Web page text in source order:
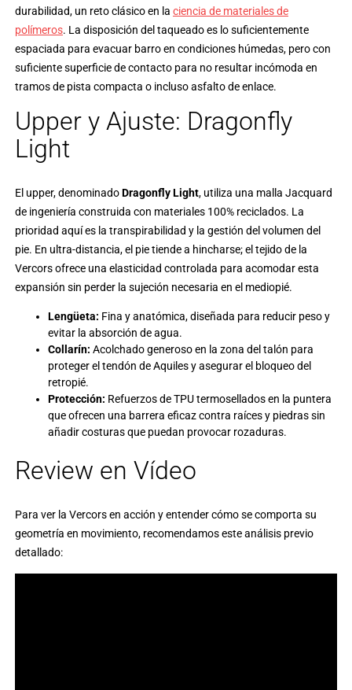
durabilidad, un reto clásico en la ciencia de materiales de
polímeros. La disposición del taqueado es lo suficientemente
espaciada para evacuar barro en condiciones húmedas, pero con
suficiente superficie de contacto para no resultar incómoda en
tramos de pista compacta o incluso asfalto de enlace.
Upper y Ajuste: Dragonfly
Light
El upper, denominadoDragonfly Light, utiliza una malla Jacquard
de ingeniería construida con materiales 100% reciclados. La
prioridad aquí es la transpirabilidad y la gestión del volumen del
pie. En ultra-distancia, el pie tiende a hincharse; el tejido de la
Vercors ofrece una elasticidad controlada para acomodar esta
expansión sin perder la sujeción necesaria en el mediopié.
Lengüeta: Fina y anatómica, diseñada para reducir peso y
evitar la absorción de agua.
Collarín: Acolchado generoso en la zona del talón para
proteger el tendón de Aquiles y asegurar el bloqueo del
retropié.
Protección: Refuerzos de TPU termosellados en la puntera
que ofrecen una barrera eficaz contra raíces y piedras sin
añadir costuras que puedan provocar rozaduras.
Review en Vídeo
Para ver la Vercors en acción y entender cómo se comporta su
geometría en movimiento, recomendamos este análisis previo
detallado: